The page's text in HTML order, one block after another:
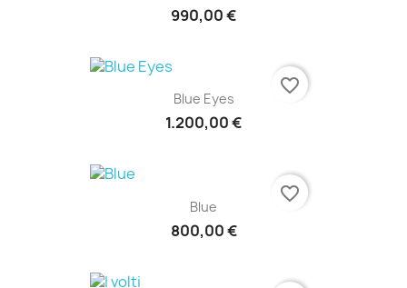
990,00 €
Blue Eyes
1.200,00 €
favorite_border
Blue
800,00 €
favorite_border